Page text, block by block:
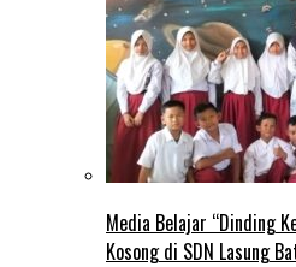
Media Belajar “Dinding
Kosong di SDN Lasung